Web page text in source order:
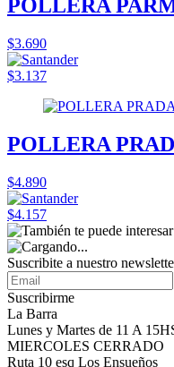
POLLERA
$3.690
$3.137
POLLERA
$4.890
$4.157
Suscribite a nuestro
Suscribirme
La Barra
Lunes y Martes de 11 A
MIERCOLES CERRADO
Ruta 10 esq Los Ensueños